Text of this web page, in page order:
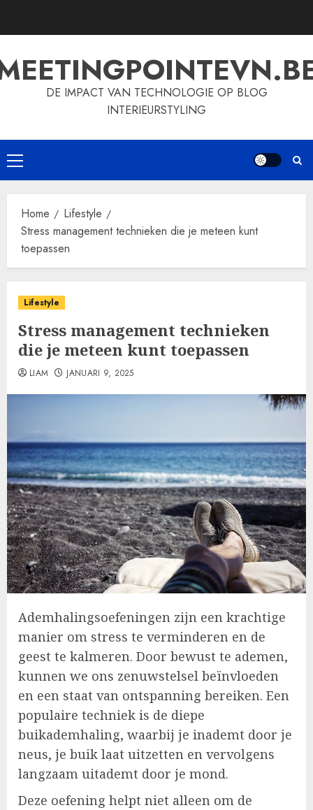
DE IMPACT VAN TECHNOLOGIE OP BLOG
INTERIEURSTYLING
Primary
Menu
Home
Lifestyle
Stress management technieken die je meteen kunt
toepassen
Lifestyle
Stress management technieken
die je meteen kunt toepassen
LIAM JANUARI 9, 2025
Ademhalingsoefeningen zijn een krachtige
manier om stress te verminderen en de
geest te kalmeren. Door bewust te ademen,
kunnen we ons zenuwstelsel beïnvloeden
en een staat van ontspanning bereiken. Een
populaire techniek is de diepe
buikademhaling, waarbij je inademt door je
neus, je buik laat uitzetten en vervolgens
langzaam uitademt door je mond.
Deze oefening helpt niet alleen om de